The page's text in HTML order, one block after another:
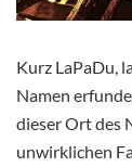
Kurz LaPaDu,
Namen
dieser Ort des
unwirklichen